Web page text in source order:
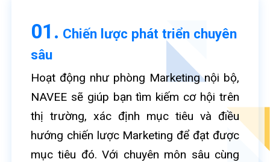
01. Chiến lược phát triển chuyên
sâu
Hoạt động như phòng Marketing nội bộ,
NAVEE sẽ giúp bạn tìm kiếm cơ hội trên
thị trường, xác định mục tiêu và điều
hướng chiến lược Marketing để đạt được
mục tiêu đó. Với chuyên môn sâu cùng